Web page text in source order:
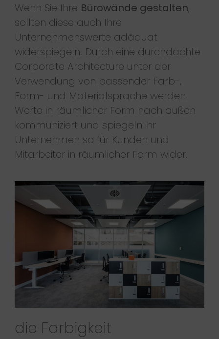
Wenn Sie Ihre Bürowände gestalten,
sollten diese auch Ihre
Unternehmenswerte adäquat
widerspiegeln. Durch eine durchdachte
Corporate Architecture unter der
Verwendung von passender Farb-,
Form- und Materialsprache werden
Werte in räumlicher Form nach außen
kommuniziert und spiegeln ihr
Unternehmen so für Kunden und
Mitarbeiter in räumlicher Form wider.
die Farbigkeit